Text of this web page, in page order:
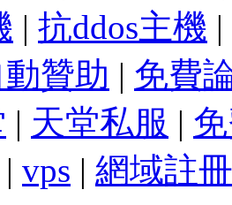
| 抗ddos主機 |
贊助 | 免費
| 天堂私服 |
| vps | 網域註冊